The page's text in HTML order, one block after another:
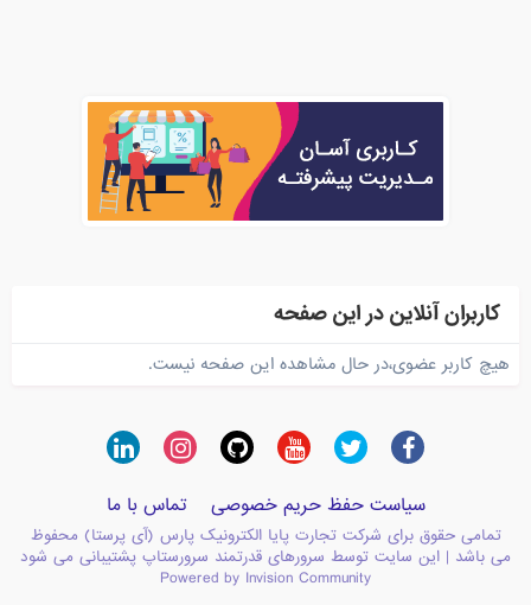
کاربران آنلاین در این صفحه
هیچ کاربر عضوی،در حال مشاهده این صفحه نیست.
سیاست حفظ حریم خصوصی تماس با ما
تمامی حقوق برای شرکت تجارت پایا الکترونیک پارس (آی پرستا) محفوظ
می باشد | این سایت توسط سرورهای قدرتمند سرورستاپ پشتیبانی می شود
Powered by Invision Community